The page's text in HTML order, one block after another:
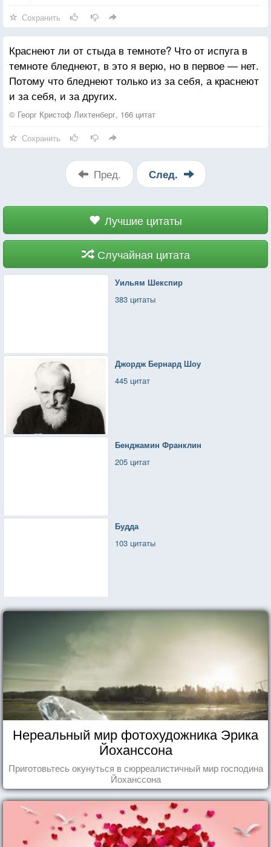
Вот истин праведных орава:
Испуг и горе сердце нежат,
Лишь мелодичность ухо режет,
Лишь подлость — благородства знак,
Одни безумцы мыслят здраво
Но лишь влюбленный — не дурак.
Сохранить
Краснеют ли от стыда в темноте? Что от испуга в
темноте бледнеют, в это я верю, но в первое — нет.
Потому что бледнеют только из за себя, а краснеют
и за себя, и за других.
© Георг Кристоф Лихтенберг, 166 цитат
Сохранить
Пред. След.
Лучшие цитаты
Случайная цитата
Уильям Шекспир
383 цитаты
Джордж Бернард Шоу
445 цитат
Бенджамин Франклин
205 цитат
Будда
103 цитаты
Нереальный мир фотохудожника Эрика
Йоханссона
Приготовьтесь окунуться в сюрреалистичный мир господина
Йоханссона